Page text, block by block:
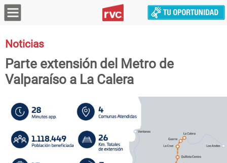
Noticias
Parte extensión del Metro de
Valparaíso a La Calera